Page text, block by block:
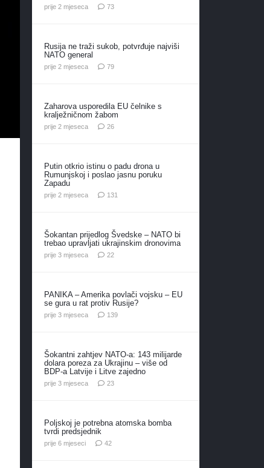
prije 2 mjeseca 73komentara
Rusija ne traži sukob, potvrđuje najviši
NATO general
prije 2 mjeseca 79komentara
Zaharova usporedila EU čelnike s
kralježničnom žabom
prije 2 mjeseca 26komentara
Putin otkrio istinu o padu drona u
Rumunjskoj i poslao jasnu poruku
Zapadu
prije 2 mjeseca 131
Šokantan prijedlog Švedske – NATO bi
trebao upravljati ukrajinskim dronovima
prije 3 mjeseca 22komentara
PANIKA – Amerika povlači vojsku – EU
se gura u rat protiv Rusije?
prije 3 mjeseca 139komentara
Šokantni zahtjev NATO-a: 143 milijarde
dolara poreza za Ukrajinu – više od
BDP-a Latvije i Litve zajedno
prije 3 mjeseca 23komentara
Poljskoj je potrebna atomska bomba
tvrdi predsjednik
prije 6 mjeseci 42komentara